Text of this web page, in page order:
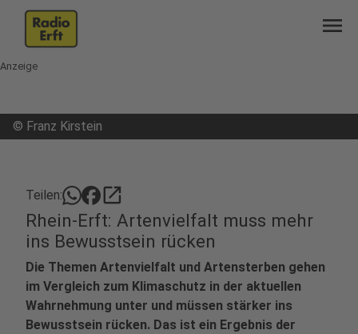
menu
Anzeige
© Franz Kirstein
Teilen: open_in_new
Rhein-Erft: Artenvielfalt muss mehr
ins Bewusstsein rücken
Die Themen Artenvielfalt und Artensterben gehen
im Vergleich zum Klimaschutz in der aktuellen
Wahrnehmung unter und müssen stärker ins
Bewusstsein rücken. Das ist ein Ergebnis der